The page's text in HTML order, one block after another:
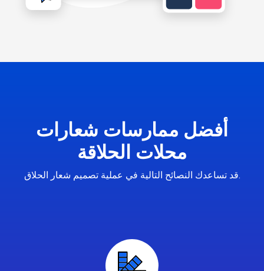
أفضل ممارسات شعارات
محلات الحلاقة
قد تساعدك النصائح التالية في عملية تصميم شعار الحلاق.